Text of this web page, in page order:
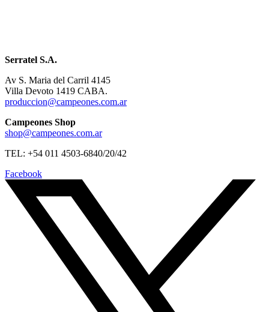
Serratel S.A.
Av S. Maria del Carril 4145
Villa Devoto 1419 CABA.
produccion@campeones.com.ar
Campeones Shop
shop@campeones.com.ar
TEL: +54 011 4503-6840/20/42
Facebook